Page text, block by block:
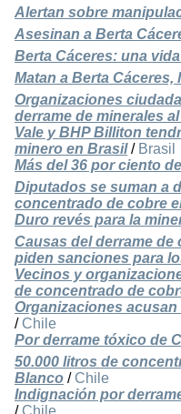
Alertan sobre
Asesinan a Berta
Berta Cáceres: una
Matan a Berta
Organizaciones
derrame de minerales
Vale y BHP Billiton
minero en Brasil/ Brasil
Más del 36 por ciento
Diputados se suman a
concentrado de cobre
Duro revés para la
Causas del derrame
piden sanciones para
Vecinos y
de concentrado de
Organizaciones
/ Chile
Por derrame tóxico de
50.000 litros de
Blanco / Chile
Indignación por